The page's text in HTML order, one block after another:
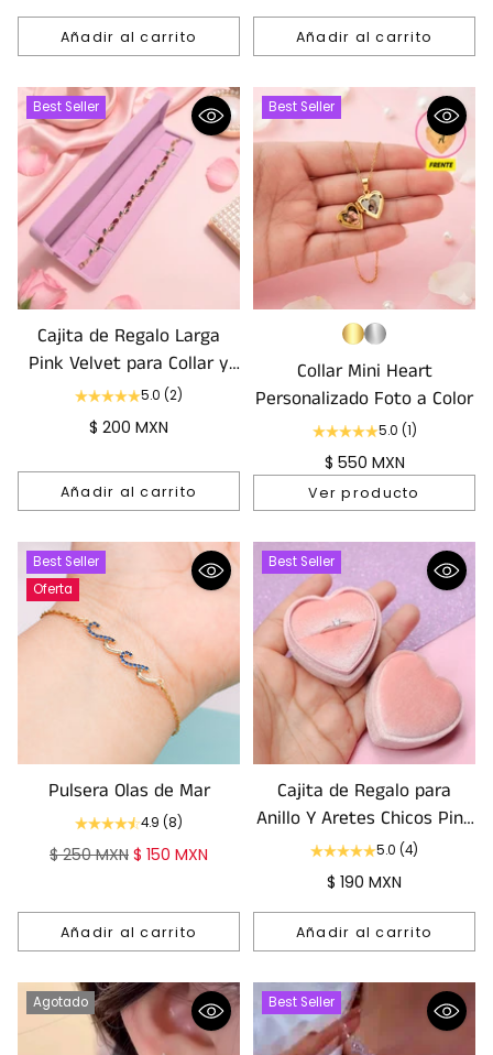
Añadir al carrito
Cantidad
Añadir al carrito
Cantidad
Best Seller
Cajita de Regalo Larga
Pink Velvet para Collar y
Pulsera
5.0 (2)
$ 200 MXN
Añadir al carrito
Cantidad
Best Seller
Collar Mini Heart
Personalizado Foto a Color
5.0 (1)
$ 550 MXN
Ver producto
Best Seller
Oferta
Pulsera Olas de Mar
4.9 (8)
Precio
$ 250 MXN $ 150 MXN
Añadir al carrito
Cantidad
Best Seller
Cajita de Regalo para
Anillo Y Aretes Chicos Pink
Heart5.0 (4)
$ 190 MXN
Añadir al carrito
Cantidad
Agotado Best Seller